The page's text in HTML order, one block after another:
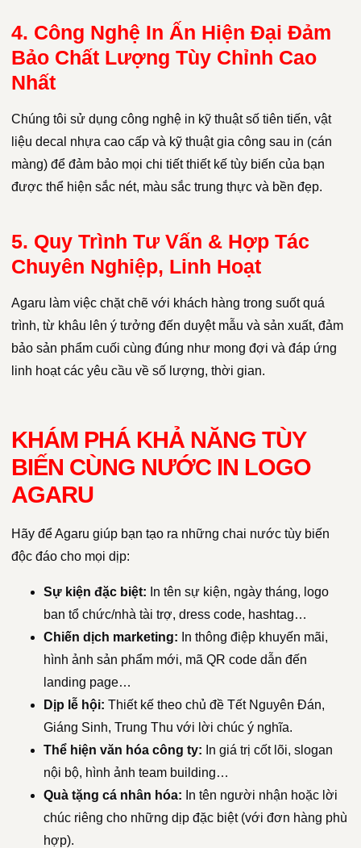
4. Công Nghệ In Ấn Hiện Đại Đảm
Bảo Chất Lượng Tùy Chỉnh Cao
Nhất
Chúng tôi sử dụng công nghệ in kỹ thuật số tiên tiến, vật
liệu decal nhựa cao cấp và kỹ thuật gia công sau in (cán
màng) để đảm bảo mọi chi tiết thiết kế tùy biến của bạn
được thể hiện sắc nét, màu sắc trung thực và bền đẹp.
5. Quy Trình Tư Vấn & Hợp Tác
Chuyên Nghiệp, Linh Hoạt
Agaru làm việc chặt chẽ với khách hàng trong suốt quá
trình, từ khâu lên ý tưởng đến duyệt mẫu và sản xuất, đảm
bảo sản phẩm cuối cùng đúng như mong đợi và đáp ứng
linh hoạt các yêu cầu về số lượng, thời gian.
KHÁM PHÁ KHẢ NĂNG TÙY
BIẾN CÙNG NƯỚC IN LOGO
AGARU
Hãy để Agaru giúp bạn tạo ra những chai nước tùy biến
độc đáo cho mọi dịp:
Sự kiện đặc biệt: In tên sự kiện, ngày tháng, logo
ban tổ chức/nhà tài trợ, dress code, hashtag…
Chiến dịch marketing: In thông điệp khuyến mãi,
hình ảnh sản phẩm mới, mã QR code dẫn đến
landing page…
Dịp lễ hội: Thiết kế theo chủ đề Tết Nguyên Đán,
Giáng Sinh, Trung Thu với lời chúc ý nghĩa.
Thể hiện văn hóa công ty: In giá trị cốt lõi, slogan
nội bộ, hình ảnh team building…
Quà tặng cá nhân hóa: In tên người nhận hoặc lời
chúc riêng cho những dịp đặc biệt (với đơn hàng phù
hợp).